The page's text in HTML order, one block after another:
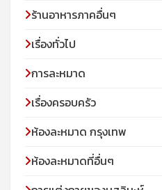
ร้านอาหารภาคอื่นๆ
เรื่องทั่วไป
การละหมาด
เรื่องครอบครัว
ห้องละหมาด กรุงเทพ
ห้องละหมาดที่อื่นๆ